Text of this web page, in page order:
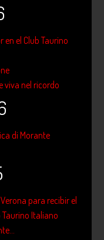
el Club Taurino
viva nel ricordo
di Morante
para recibir el
Taurino Italiano